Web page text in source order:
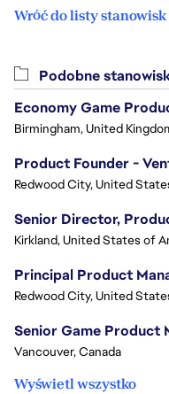
Wróć do listy stanowisk
Podobne
Economy Game
Birmingham, United
Product Founder -
Redwood City, United
Kirkland, United States of
Principal Product
Redwood City, United
Senior Game Product
Vancouver, Canada
Wyświetl wszystko